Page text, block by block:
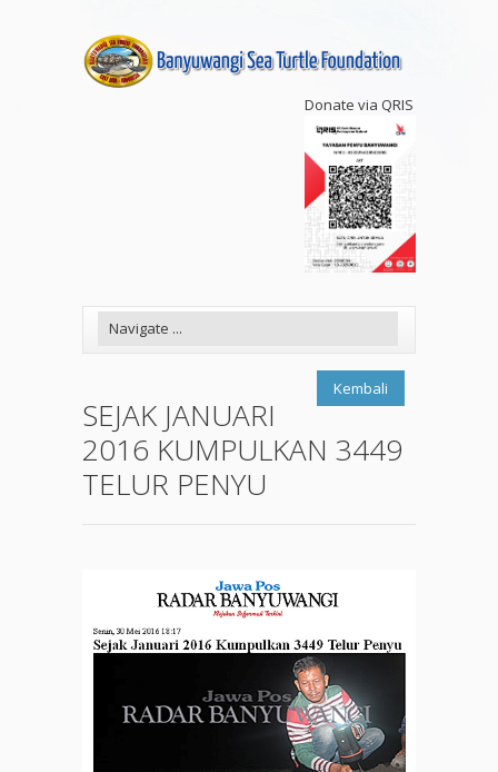
Donate via QRIS
Kembali
SEJAK JANUARI
2016 KUMPULKAN 3449
TELUR PENYU